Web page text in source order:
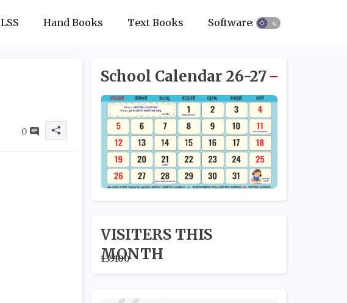
LSS Hand Books Text Books Softwares
0
School Calendar 26-27
VISITERS THIS
MONTH
135100